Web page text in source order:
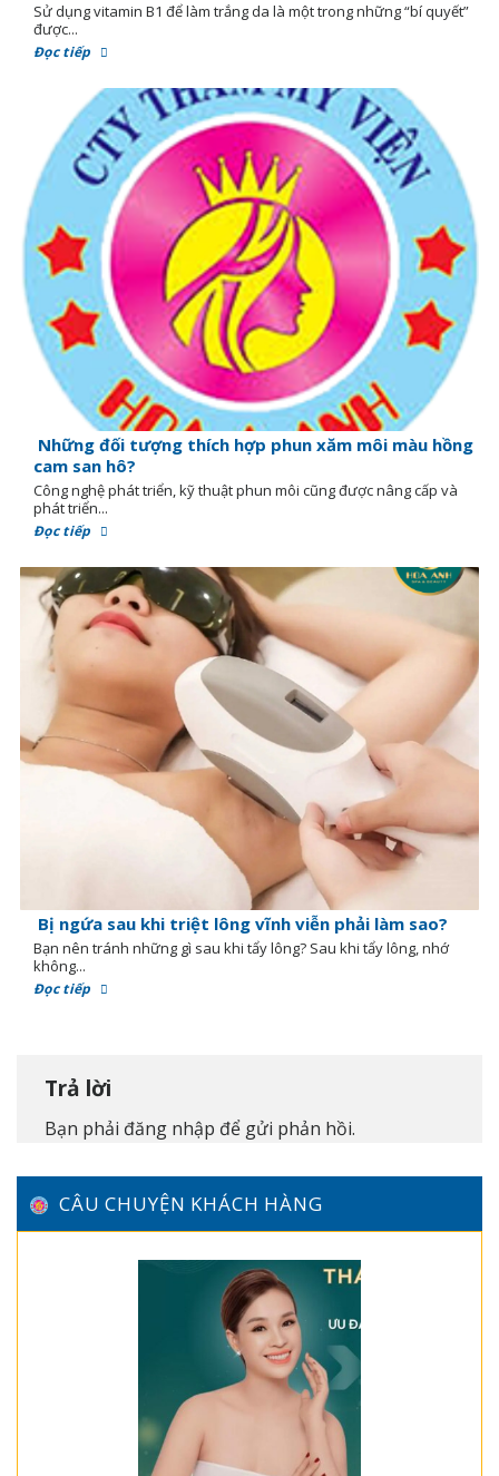
Sử dụng vitamin B1 để làm trắng da là một trong những “bí quyết”
được...
Đọc tiếp
Những đối tượng thích hợp phun xăm môi màu hồng
cam san hô?
Công nghệ phát triển, kỹ thuật phun môi cũng được nâng cấp và
phát triển...
Đọc tiếp
Bị ngứa sau khi triệt lông vĩnh viễn phải làm sao?
Bạn nên tránh những gì sau khi tẩy lông? Sau khi tẩy lông, nhớ
không...
Đọc tiếp
Trả lời
Bạn phải đăng nhập để gửi phản hồi.
CÂU CHUYỆN KHÁCH HÀNG